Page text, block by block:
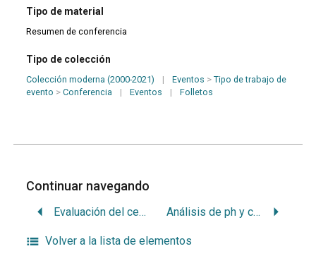
Tipo de material
Resumen de conferencia
Tipo de colección
Colección moderna (2000-2021) | Eventos >Tipo de trabajo de
evento >Conferencia | Eventos | Folletos
Continuar navegando
Evaluación del cepillado dental y situación bucal en adultos jóvenes. Uruguay. Análisis de ph y conentracion de peroxido de hidrogeno en productos de blanqueamiento de uso profesional. Estudio preliminar
Volver a la lista de elementos